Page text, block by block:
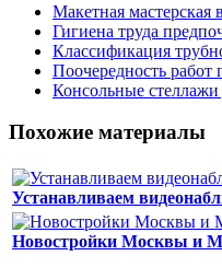
Макетная мастерская
Гигиена труда
Классификация
Поочередность работ
Консольные
Похожие материалы
Устанавливаем
Новостройки Москвы и